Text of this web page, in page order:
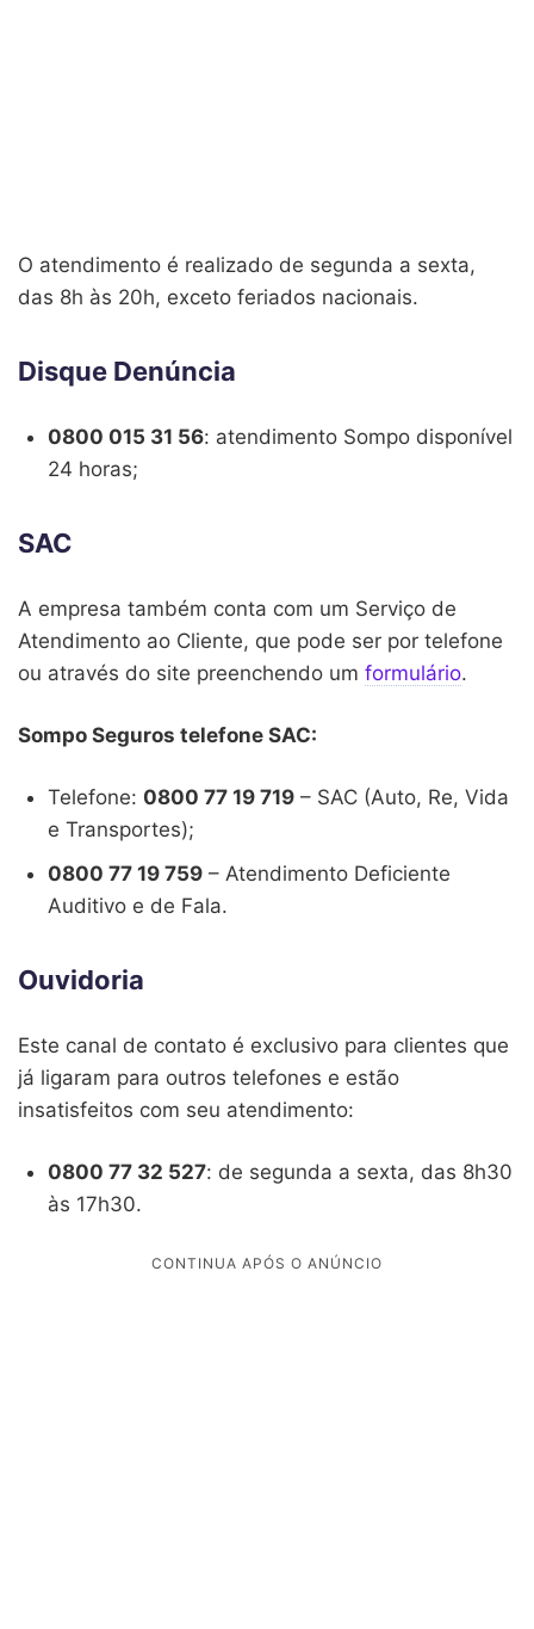
O atendimento é realizado de segunda a sexta,
das 8h às 20h, exceto feriados nacionais.
Disque Denúncia
0800 015 31 56: atendimento Sompo disponível
24 horas;
SAC
A empresa também conta com um Serviço de
Atendimento ao Cliente, que pode ser por telefone
ou através do site preenchendo um formulário.
Sompo Seguros telefone SAC:
Telefone: 0800 77 19 719 – SAC (Auto, Re, Vida
e Transportes);
0800 77 19 759 – Atendimento Deficiente
Auditivo e de Fala.
Ouvidoria
Este canal de contato é exclusivo para clientes que
já ligaram para outros telefones e estão
insatisfeitos com seu atendimento:
0800 77 32 527: de segunda a sexta, das 8h30
às 17h30.